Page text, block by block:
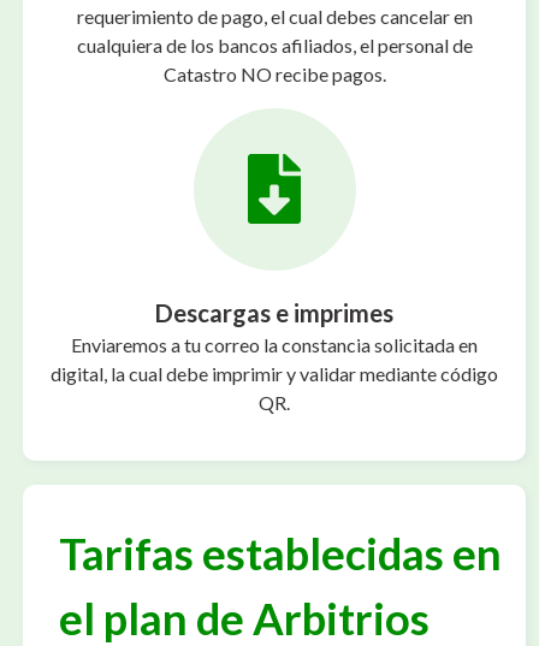
requerimiento de pago, el cual debes cancelar en
cualquiera de los bancos afiliados, el personal de
Catastro NO recibe pagos.
Descargas e imprimes
Enviaremos a tu correo la constancia solicitada en
digital, la cual debe imprimir y validar mediante código
QR.
Tarifas establecidas en
el plan de Arbitrios